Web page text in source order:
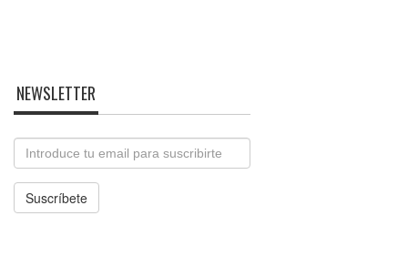
NEWSLETTER
Email
Suscríbete